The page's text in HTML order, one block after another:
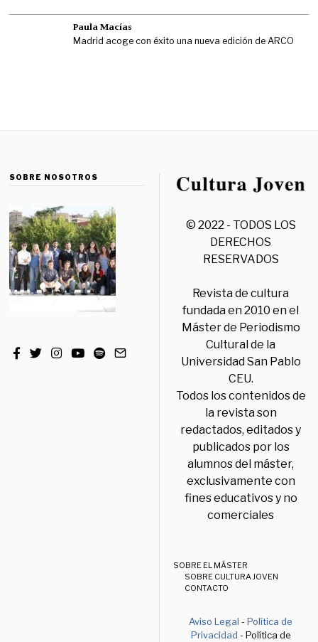
Paula Macías
Madrid acoge con éxito una nueva edición de ARCO
SOBRE NOSOTROS
© 2022 - TODOS LOS
DERECHOS
RESERVADOS
Revista de cultura
fundada en 2010 en el
Máster de Periodismo
Cultural de la
Universidad San Pablo
CEU.
Todos los contenidos de
la revista son
redactados, editados y
publicados por los
alumnos del máster,
exclusivamente con
fines educativos y no
comerciales
SOBRE EL MÁSTER
SOBRE CULTURA JOVEN
CONTACTO
Aviso Legal -Política de
Privacidad - Política de